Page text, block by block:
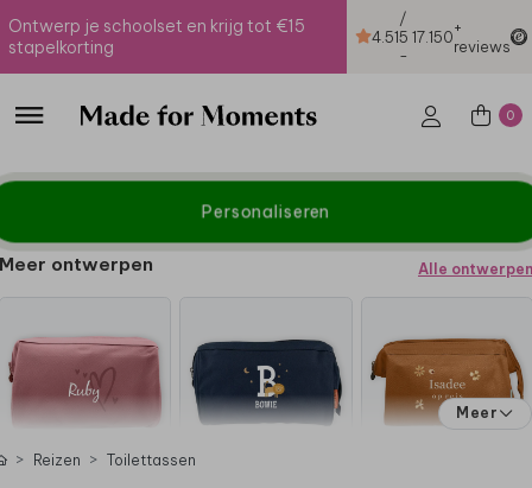
Ontwerp je schoolset en krijg tot €15
stapelkorting
4.51
/
5
-
17.150+
reviews
0
Personaliseren
Meer ontwerpen Alle ontwerpen
Meer
Reizen Toilettassen